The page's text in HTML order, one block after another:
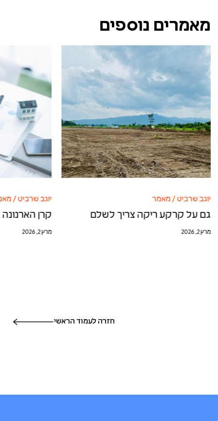
מאמרים נוספים
יוגב שרביט / מאמר
גם על קרקע ריקה צריך לשלם
מרץ 2, 2026
יוגב שרביט /
קרן
מרץ 2, 2026
חזרה לעמוד הראשי